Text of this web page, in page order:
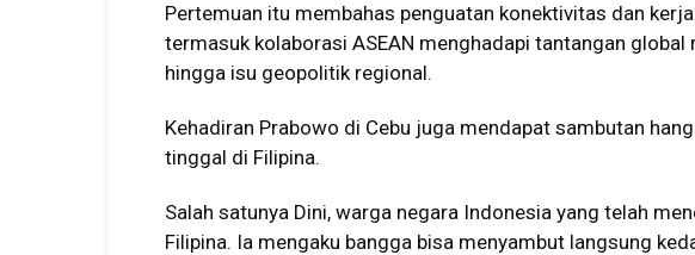
Pertemuan itu membahas penguatan konektivitas dan
termasuk kolaborasi ASEAN menghadapi tantangan global
hingga isu geopolitik regional.
Kehadiran Prabowo di Cebu juga mendapat sambutan
tinggal di Filipina.
Salah satunya Dini, warga negara Indonesia yang telah
Filipina. Ia mengaku bangga bisa menyambut langsung